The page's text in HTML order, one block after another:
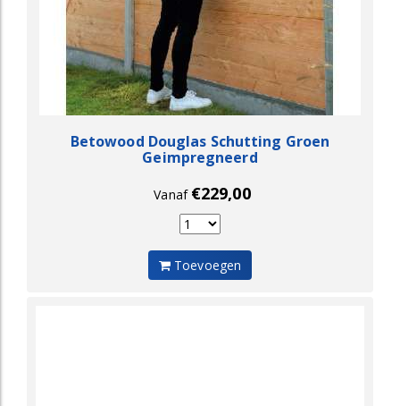
Betowood Douglas Schutting Groen
Geimpregneerd
Vanaf €229,00
Toevoegen